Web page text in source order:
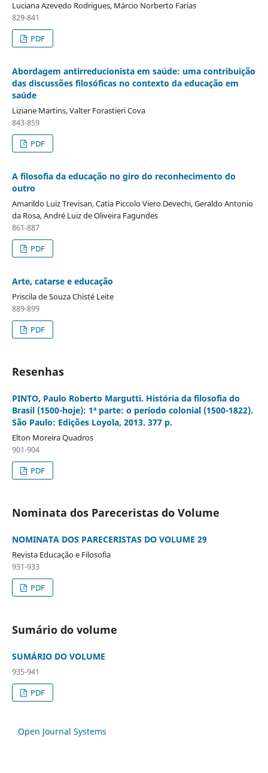
Luciana Azevedo Rodrigues, Márcio Norberto Farias
829-841
PDF
Abordagem antirreducionista em saúde: uma contribuição
das discussões filosóficas no contexto da educação em
saúde
Liziane Martins, Valter Forastieri Cova
843-859
PDF
A filosofia da educação no giro do reconhecimento do
outro
Amarildo Luiz Trevisan, Catia Piccolo Viero Devechi, Geraldo Antonio
da Rosa, André Luiz de Oliveira Fagundes
861-887
PDF
Arte, catarse e educação
Priscila de Souza Chisté Leite
889-899
PDF
Resenhas
PINTO, Paulo Roberto Margutti. História da filosofia do
Brasil (1500-hoje): 1ª parte: o período colonial (1500-1822).
São Paulo: Edições Loyola, 2013. 377 p.
Elton Moreira Quadros
901-904
PDF
Nominata dos Pareceristas do Volume
NOMINATA DOS PARECERISTAS DO VOLUME 29
Revista Educação e Filosofia
931-933
PDF
Sumário do volume
SUMÁRIO DO VOLUME
935-941
PDF
Open Journal Systems